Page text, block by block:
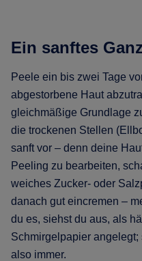
Ein sanftes
Peele ein bis zwei Tage
abgestorbene Haut
gleichmäßige Grundlage
die trockenen Stellen
sanft vor – denn deine
Peeling zu bearbeiten,
weiches Zucker- oder
danach gut eincremen –
du es, siehst du aus, als
Schmirgelpapier
also immer.